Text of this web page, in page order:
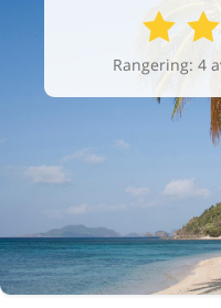
Rangering: 4